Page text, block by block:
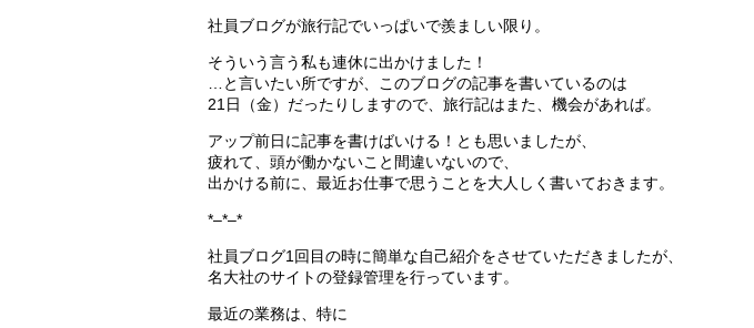
社員ブログが旅行記でいっぱいで羨ましい限り。
そういう言う私も連休に出かけました！
…と言いたい所ですが、このブログの記事を書いているのは
21日（金）だったりしますので、旅行記はまた、機会があれば。
アップ前日に記事を書けばいける！とも思いましたが、
疲れて、頭が働かないこと間違いないので、
出かける前に、最近お仕事で思うことを大人しく書いておきます。
*–*–*
社員ブログ1回目の時に簡単な自己紹介をさせていただきましたが、
名大社のサイトの登録管理を行っています。
最近の業務は、特に